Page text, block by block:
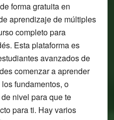
forma gratuita en
aprendizaje de múltiples
completo para
Esta plataforma es
avanzados de
comenzar a aprender
fundamentos, o
nivel para que te
para ti. Hay varios